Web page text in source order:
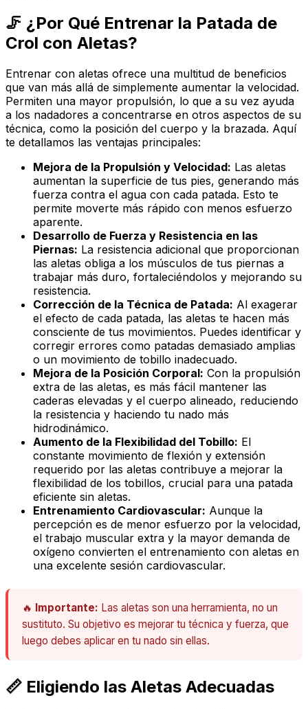
🦵 ¿Por Qué Entrenar la Patada de
Crol con Aletas?
Entrenar con aletas ofrece una multitud de beneficios
que van más allá de simplemente aumentar la velocidad.
Permiten una mayor propulsión, lo que a su vez ayuda
a los nadadores a concentrarse en otros aspectos de su
técnica, como la posición del cuerpo y la brazada. Aquí
te detallamos las ventajas principales:
Mejora de la Propulsión y Velocidad: Las aletas
aumentan la superficie de tus pies, generando más
fuerza contra el agua con cada patada. Esto te
permite moverte más rápido con menos esfuerzo
aparente.
Desarrollo de Fuerza y Resistencia en las
Piernas: La resistencia adicional que proporcionan
las aletas obliga a los músculos de tus piernas a
trabajar más duro, fortaleciéndolos y mejorando su
resistencia.
Corrección de la Técnica de Patada: Al exagerar
el efecto de cada patada, las aletas te hacen más
consciente de tus movimientos. Puedes identificar y
corregir errores como patadas demasiado amplias
o un movimiento de tobillo inadecuado.
Mejora de la Posición Corporal: Con la propulsión
extra de las aletas, es más fácil mantener las
caderas elevadas y el cuerpo alineado, reduciendo
la resistencia y haciendo tu nado más
hidrodinámico.
Aumento de la Flexibilidad del Tobillo: El
constante movimiento de flexión y extensión
requerido por las aletas contribuye a mejorar la
flexibilidad de los tobillos, crucial para una patada
eficiente sin aletas.
Entrenamiento Cardiovascular: Aunque la
percepción es de menor esfuerzo por la velocidad,
el trabajo muscular extra y la mayor demanda de
oxígeno convierten el entrenamiento con aletas en
una excelente sesión cardiovascular.
🔥 Importante: Las aletas son una herramienta, no un
sustituto. Su objetivo es mejorar tu técnica y fuerza, que
luego debes aplicar en tu nado sin ellas.
📏 Eligiendo las Aletas Adecuadas